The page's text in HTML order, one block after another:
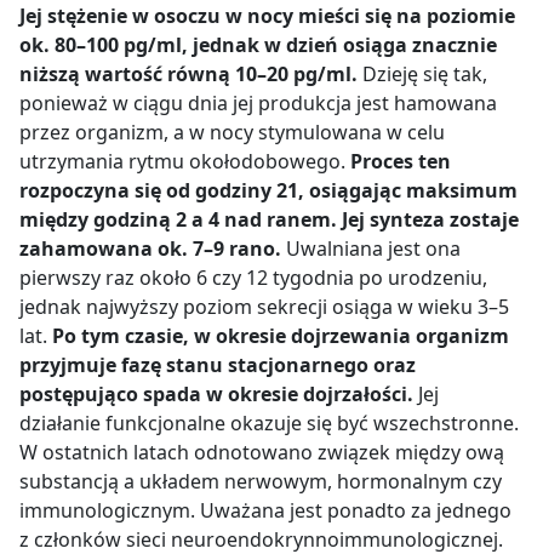
Jej stężenie w osoczu w nocy mieści się na poziomie
ok. 80–100 pg/ml, jednak w dzień osiąga znacznie
niższą wartość równą 10–20 pg/ml. Dzieję się tak,
ponieważ w ciągu dnia jej produkcja jest hamowana
przez organizm, a w nocy stymulowana w celu
utrzymania rytmu okołodobowego. Proces ten
rozpoczyna się od godziny 21, osiągając maksimum
między godziną 2 a 4 nad ranem. Jej synteza zostaje
zahamowana ok. 7–9 rano. Uwalniana jest ona
pierwszy raz około 6 czy 12 tygodnia po urodzeniu,
jednak najwyższy poziom sekrecji osiąga w wieku 3–5
lat. Po tym czasie, w okresie dojrzewania organizm
przyjmuje fazę stanu stacjonarnego oraz
postępująco spada w okresie dojrzałości. Jej
działanie funkcjonalne okazuje się być wszechstronne.
W ostatnich latach odnotowano związek między ową
substancją a układem nerwowym, hormonalnym czy
immunologicznym. Uważana jest ponadto za jednego
z członków sieci neuroendokrynnoimmunologicznej.